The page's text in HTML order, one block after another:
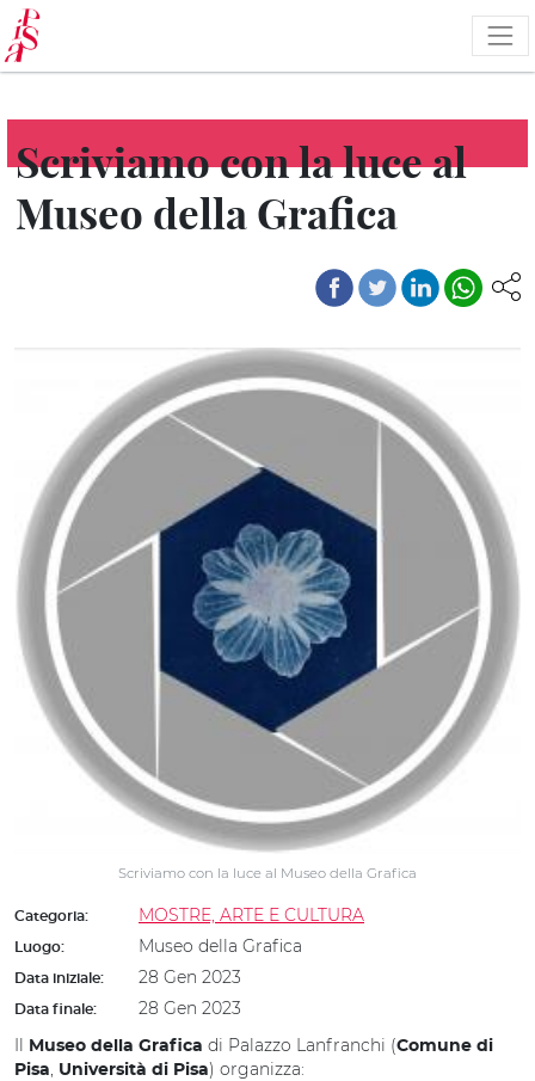
Salta
al
contenuto
principale
Scriviamo con la luce al
Museo della Grafica
Scriviamo con la luce al Museo della Grafica
Categoria: MOSTRE, ARTE E CULTURA
Luogo: Museo della Grafica
Data iniziale: 28 Gen 2023
Data finale:
28 Gen 2023
Il Museo della Grafica di Palazzo Lanfranchi (Comune di
Pisa, Università di Pisa) organizza: